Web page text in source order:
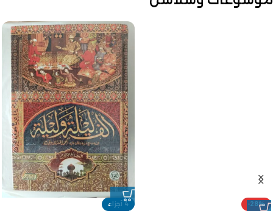
-28%
4 أجزاء